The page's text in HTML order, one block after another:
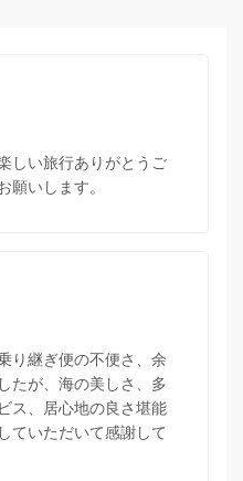
しい旅行ありがとうご
願いします。
り継ぎ便の不便さ、余
たが、海の美しさ、多
ス、居心地の良さ堪能
ていただいて感謝して